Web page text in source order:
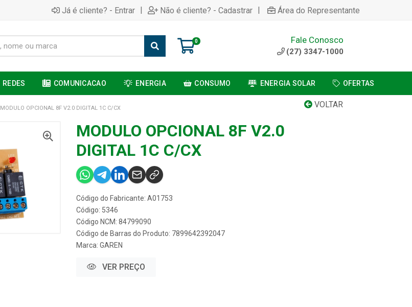
Já é cliente? - Entrar | Não é cliente? - Cadastrar | Área do Representante
0 Fale Conosco
(27) 3347-1000
REDES COMUNICACAO ENERGIA CONSUMO ENERGIA SOLAR OFERTAS
VOLTAR
MODULO OPCIONAL 8F V2.0 DIGITAL 1C C/CX
MODULO OPCIONAL 8F V2.0
DIGITAL 1C C/CX
Código do Fabricante: A01753
Código: 5346
Código NCM: 84799090
Código de Barras do Produto: 7899642392047
Marca: GAREN
VER PREÇO